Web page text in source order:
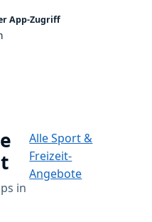
App-Zugriff
in
Alle Sport &
Freizeit-
Angebote